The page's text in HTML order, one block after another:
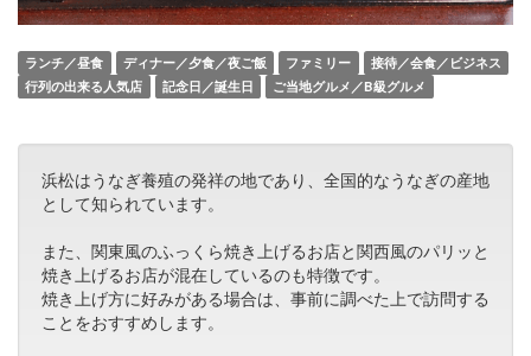
ランチ／昼食 ディナー／夕食／夜ご飯 ファミリー
接待／会食／ビジネス
行列の出来る人気店
記念日／誕生日 ご当地グルメ／B級グルメ
浜松はうなぎ養殖の発祥の地であり、全国的なうなぎの産地
として知られています。
また、関東風のふっくら焼き上げるお店と関西風のパリッと
焼き上げるお店が混在しているのも特徴です。
焼き上げ方に好みがある場合は、事前に調べた上で訪問する
ことをおすすめします。